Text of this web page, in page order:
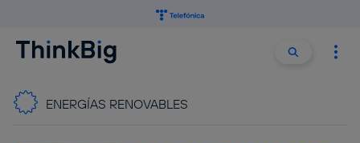
Buscar
ENERGÍAS RENOVABLES